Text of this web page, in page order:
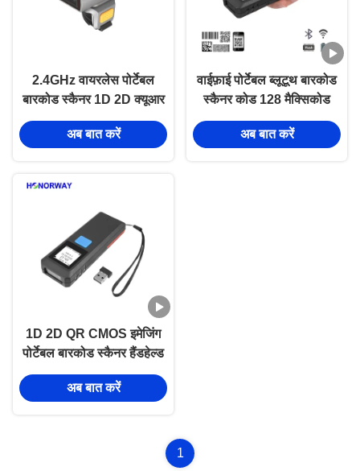
2.4GHz वायरलेस पोर्टेबल
बारकोड स्कैनर 1D 2D क्यूआर
वेयरेबल फॉर वेयरहाउस इन्वेंट्री
अब बात करें
वाईफ़ाई पोर्टेबल ब्लूटूथ बारकोड
स्कैनर कोड 128 मैक्सिकोड
बारकोड रीडर इन्वेंट्री के लिए
अब बात करें
1D 2D QR CMOS इमेजिंग
पोर्टेबल बारकोड स्कैनर हैंडहेल्ड
2.4GHz वायरलेस ब्लूटूथ
अब बात करें
1